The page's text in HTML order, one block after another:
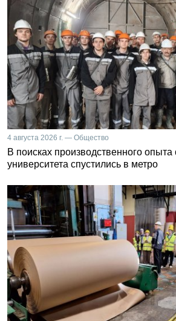
4 августа 2026 г. — Общество
В поисках производственного опыта
университета спустились в метро